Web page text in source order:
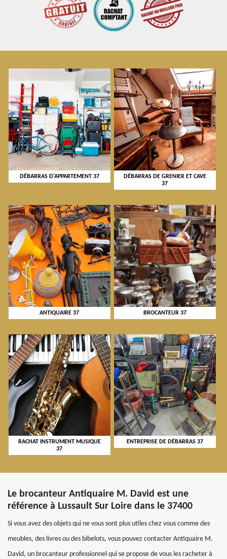
DÉBARRAS D'APPARTEMENT 37
DÉBARRAS DE GRENIER ET CAVE
37
ANTIQUAIRE 37 BROCANTEUR 37
RACHAT INSTRUMENT MUSIQUE
37
ENTREPRISE DE DÉBARRAS 37
Le brocanteur Antiquaire M. David est une
référence à Lussault Sur Loire dans le 37400
Si vous avez des objets qui ne vous sont plus utiles chez vous comme des
meubles, des livres ou des bibelots, vous pouvez contacter Antiquaire M.
David, un brocanteur professionnel qui se propose de vous les racheter à